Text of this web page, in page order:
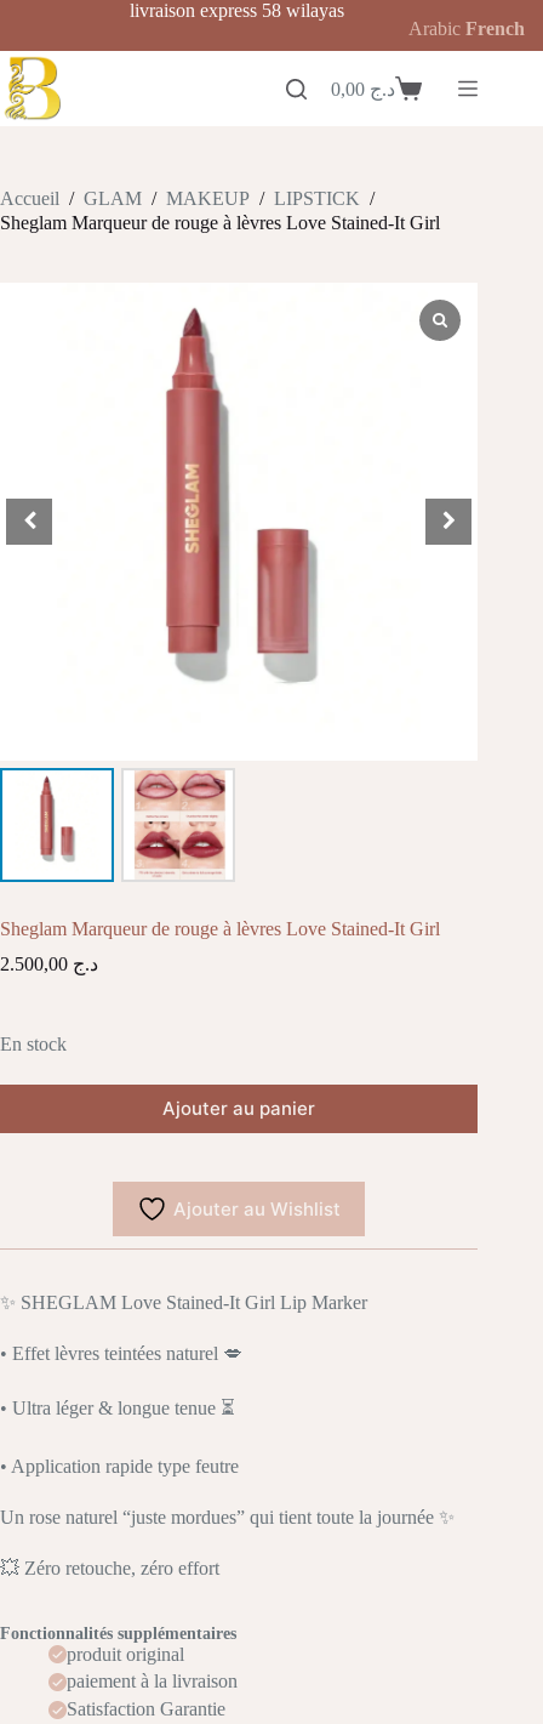
contenu
livraison express 58 wilayas
Panierد.ج
Accueil / GLAM / MAKEUP / LIPSTICK /
Sheglam Marqueur de rouge à lèvres Love Stained-It Girl
Sheglam Marqueur de rouge à lèvres Love Stained-It Girl
د.ج
En stock
Ajouter au panier
Ajouter au Wishlist
✨ SHEGLAM Love Stained-It Girl Lip Marker
• Effet lèvres teintées naturel 💋
• Ultra léger & longue tenue ⏳
• Application rapide type feutre
Un rose naturel “juste mordues” qui tient toute la journée ✨
💥 Zéro retouche, zéro effort
Fonctionnalités supplémentaires
produit original
paiement à la livraison
Satisfaction Garantie
Arabic French